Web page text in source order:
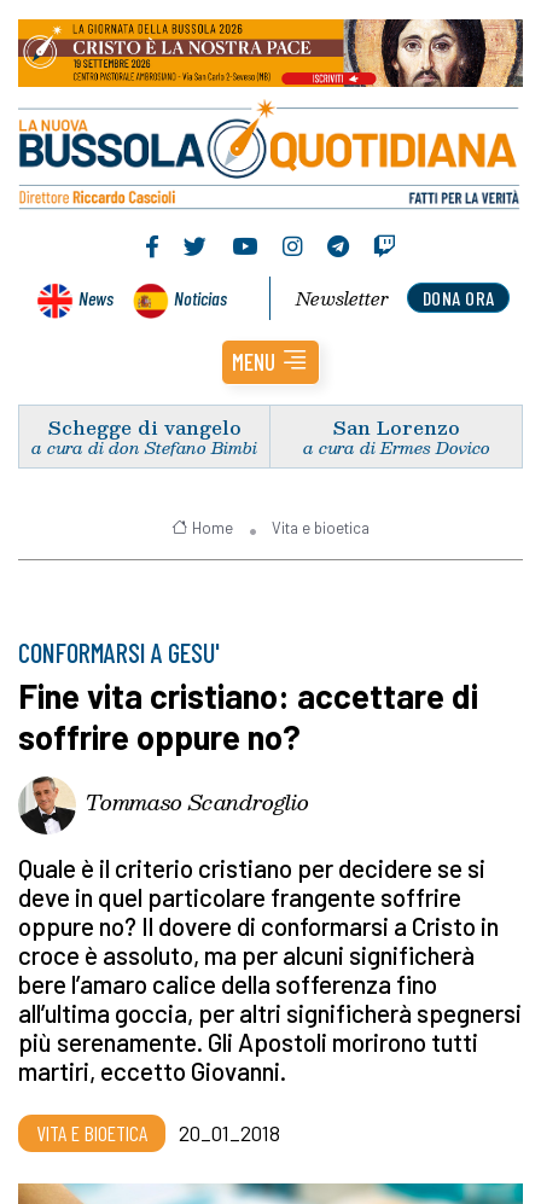
News Noticias DONA ORA
Newsletter
MENU
Schegge di vangelo
a cura di don Stefano Bimbi
San Lorenzo
a cura di Ermes Dovico
Home Vita e bioetica
CONFORMARSI A GESU'
Fine vita cristiano: accettare di
soffrire oppure no?
Tommaso Scandroglio
Quale è il criterio cristiano per decidere se si
deve in quel particolare frangente soffrire
oppure no? Il dovere di conformarsi a Cristo in
croce è assoluto, ma per alcuni significherà
bere l’amaro calice della sofferenza fino
all’ultima goccia, per altri significherà spegnersi
più serenamente. Gli Apostoli morirono tutti
martiri, eccetto Giovanni.
VITA E BIOETICA 20_01_2018